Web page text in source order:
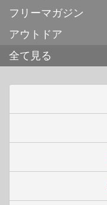
フリーマガジン
アウトドア
全て見る